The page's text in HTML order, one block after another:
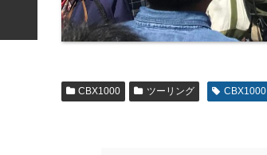
CBX1000 ツーリング CBX1000